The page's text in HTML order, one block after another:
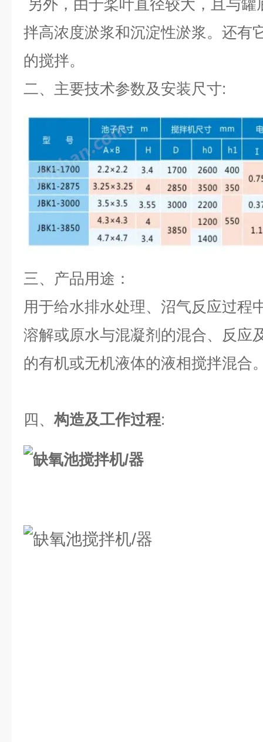
另外，由于桨叶直径较大，且与
拌高浓度淤浆和沉淀性淤浆。还有
的搅拌。
二、 主要技术参数及安装尺寸:
三、 产品用途：
用于给水排水处理、沼气反应过程
溶解或原水与混凝剂的混合、反应
的有机或无机液体的液相搅拌混合
四、构造及工作过程: